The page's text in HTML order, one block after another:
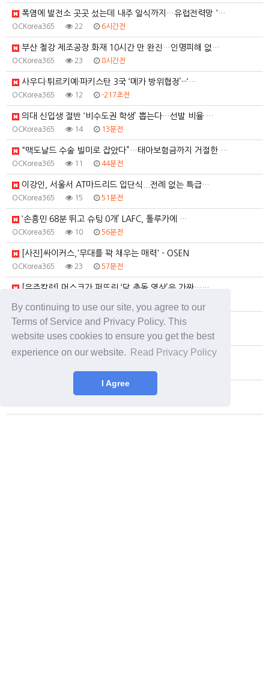
By continuing to use our site, you agree to our
Terms of Service and Privacy Policy. This
website uses cookies to ensure you get the best
experience on our website.
Read Privacy Policy
I Agree
폭염에 발전소 곳곳 섰는데 내주 일식까지…유럽전력망 '…
OCKorea365 22 6시간전
부산 철강 제조공장 화재 10시간 만 완진…인명피해 없…
OCKorea365 23 8시간전
사우디·튀르키예·파키스탄 3국 ‘메카 방위협정’···‘…
OCKorea365 12 -217초전
의대 신입생 절반 ‘비수도권 학생’ 뽑는다…선발 비율 …
OCKorea365 14 13분전
“맥도날드 수술 빌미로 잡았다”…태아보험금까지 거절한 …
OCKorea365 11 44분전
이강인, 서울서 AT마드리드 입단식...전례 없는 특급…
OCKorea365 15 51분전
‘손흥민 68분 뛰고 슈팅 0개’ LAFC, 톨루카에 …
OCKorea365 10 56분전
[사진]싸이커스,'무대를 꽉 채우는 매력' - OSEN
OCKorea365 23 57분전
[우주칼럼] 머스크가 퍼뜨린 ‘달 충돌 영상’은 가짜……
“몰상식, 우롱”…국힘, 황희 ‘폐버스 청년 주택’ 3…
OCKorea365 14 1시간전
‘불장 마통’ 연체율 급증…20대·60대, 전체보다 1…
푸틴 핵잠까지 '그물' 뒤집어썼다…우크라 드론 얼마나 …